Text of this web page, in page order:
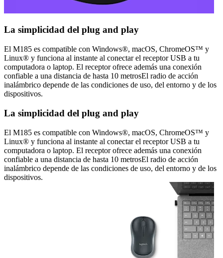
La simplicidad del plug and play
El M185 es compatible con Windows®, macOS, ChromeOS™ y
Linux® y funciona al instante al conectar el receptor USB a tu
computadora o laptop. El receptor ofrece además una conexión
confiable a una distancia de hasta 10 metrosEl radio de acción
inalámbrico depende de las condiciones de uso, del entorno y de los
dispositivos.
La simplicidad del plug and play
El M185 es compatible con Windows®, macOS, ChromeOS™ y
Linux® y funciona al instante al conectar el receptor USB a tu
computadora o laptop. El receptor ofrece además una conexión
confiable a una distancia de hasta 10 metrosEl radio de acción
inalámbrico depende de las condiciones de uso, del entorno y de los
dispositivos.